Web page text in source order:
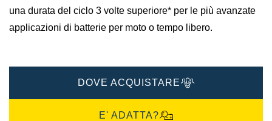
una durata del ciclo 3 volte superiore* per le più avanzate
applicazioni di batterie per moto o tempo libero.
DOVE ACQUISTARE
E' ADATTA?